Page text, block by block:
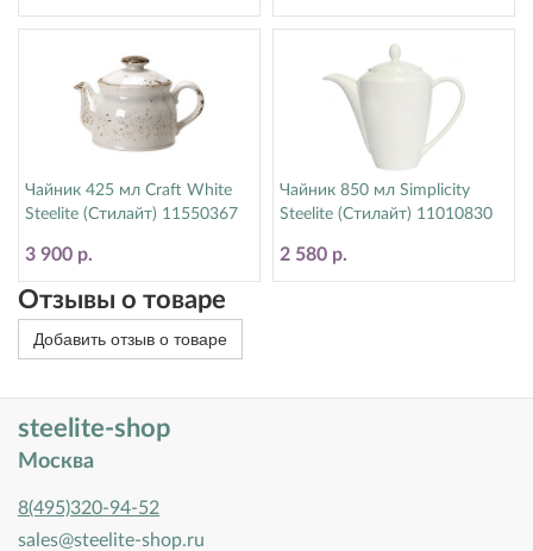
Чайник 425 мл Craft White
Steelite (Стилайт) 11550367
3 900 р.
Чайник 850 мл Simplicity
Steelite (Стилайт) 11010830
2 580 р.
Отзывы о товаре
Добавить отзыв о товаре
steelite-shop
Москва
8(495)320-94-52
sales@steelite-shop.ru